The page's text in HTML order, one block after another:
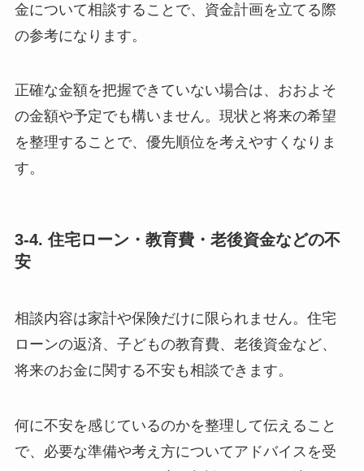
金について相談することで、資金計画を立てる際
の参考になります。
正確な金額を把握できていない場合は、おおよそ
の金額や予定でも構いません。現状と将来の希望
を整理することで、優先順位を考えやすくなりま
す。
3-4. 住宅ローン・教育費・老後資金などの不
安
相談内容は家計や保険だけに限られません。住宅
ローンの返済、子どもの教育費、老後資金など、
将来のお金に関する不安も相談できます。
何に不安を感じているのかを整理して伝えること
で、必要な準備や考え方についてアドバイスを受